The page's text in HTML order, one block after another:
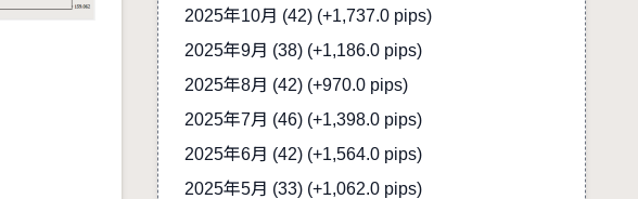
2025年10月 (42) (+1,737.0 pips)
2025年9月 (38) (+1,186.0 pips)
2025年8月 (42) (+970.0 pips)
2025年7月 (46) (+1,398.0 pips)
2025年6月 (42) (+1,564.0 pips)
2025年5月 (33) (+1,062.0 pips)